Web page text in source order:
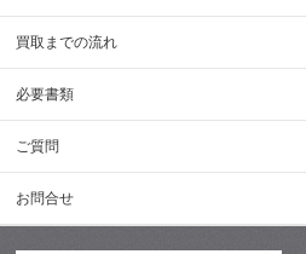
買取までの流れ
必要書類
ご質問
お問合せ